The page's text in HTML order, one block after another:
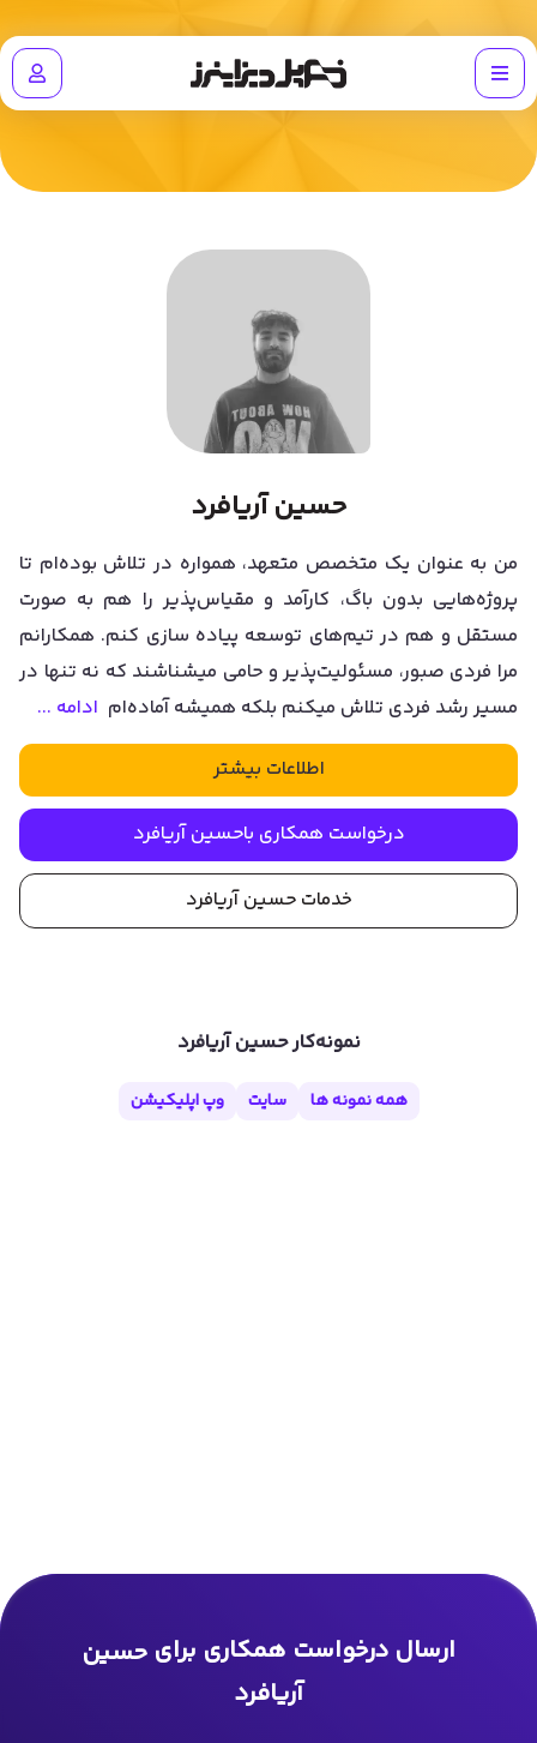
حسین آریافرد
من به عنوان یک متخصص متعهد، همواره در تلاش بوده‌ام تا
پروژه‌هایی بدون باگ، کارآمد و مقیاس‌پذیر را هم به صورت
مستقل و هم در تیم‌های توسعه پیاده سازی کنم. همکارانم
مرا فردی صبور، مسئولیت‌پذیر و حامی میشناشند که نه تنها در
مسیر رشد فردی تلاش میکنم بلکه همیشه آماده‌ام ادامه ...
اطلاعات بیشتر
درخواست همکاری باحسین آریافرد
خدماتحسین آریافرد
نمونه‌کارحسین آریافرد
همه نمونه ها سایت وپ اپلیکیشن
ارسال درخواست همکاری برای حسین
آریافرد